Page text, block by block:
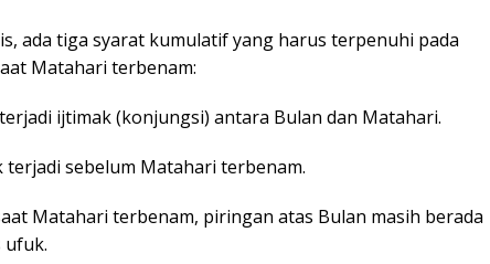
ada tiga syarat kumulatif yang harus terpenuhi pada
Matahari terbenam:
ijtimak (konjungsi) antara Bulan dan Matahari.
terjadi sebelum Matahari terbenam.
Matahari terbenam, piringan atas Bulan masih berada
ufuk.